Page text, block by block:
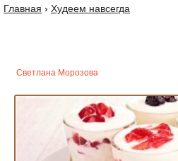
Главная › Худеем навсегда
Светлана Морозова